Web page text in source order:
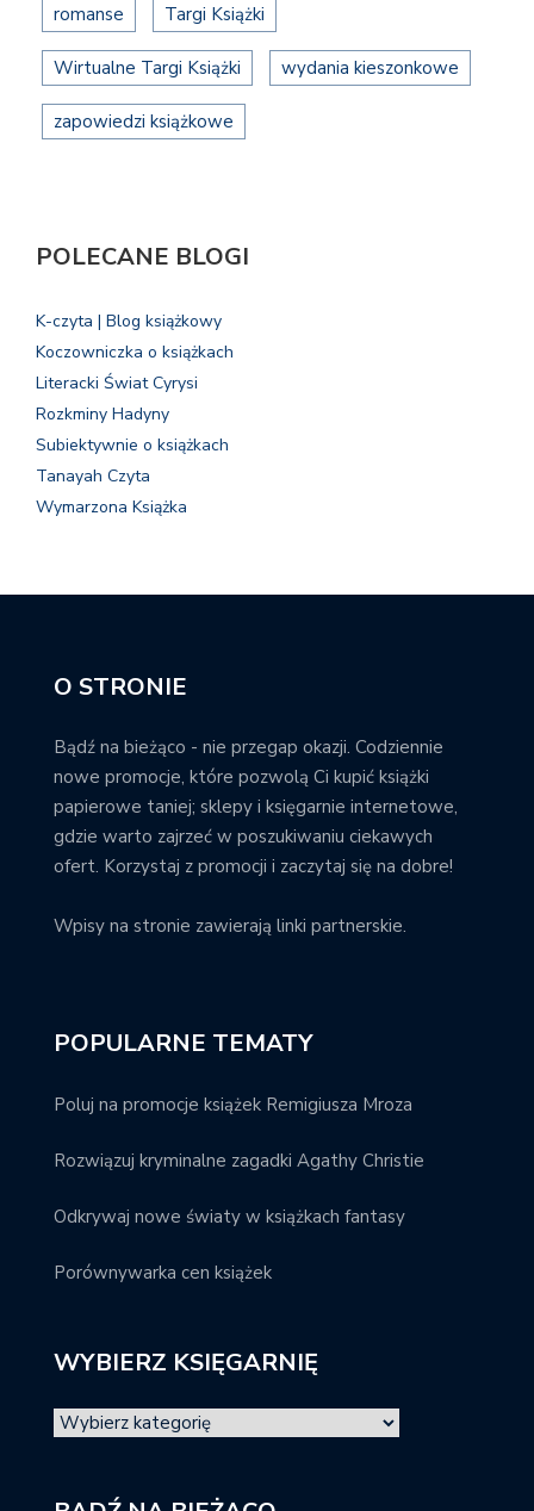
romanse Targi Książki
Wirtualne Targi Książki wydania kieszonkowe
zapowiedzi książkowe
POLECANE BLOGI
K-czyta | Blog książkowy
Koczowniczka o książkach
Literacki Świat Cyrysi
Rozkminy Hadyny
Subiektywnie o książkach
Tanayah Czyta
Wymarzona Książka
O STRONIE
Bądź na bieżąco - nie przegap okazji. Codziennie
nowe promocje, które pozwolą Ci kupić książki
papierowe taniej; sklepy i księgarnie internetowe,
gdzie warto zajrzeć w poszukiwaniu ciekawych
ofert. Korzystaj z promocji i zaczytaj się na dobre!
Wpisy na stronie zawierają linki partnerskie.
POPULARNE TEMATY
Poluj na promocje książek Remigiusza Mroza
Rozwiązuj kryminalne zagadki Agathy Christie
Odkrywaj nowe światy w książkach fantasy
Porównywarka cen książek
WYBIERZ KSIĘGARNIĘ